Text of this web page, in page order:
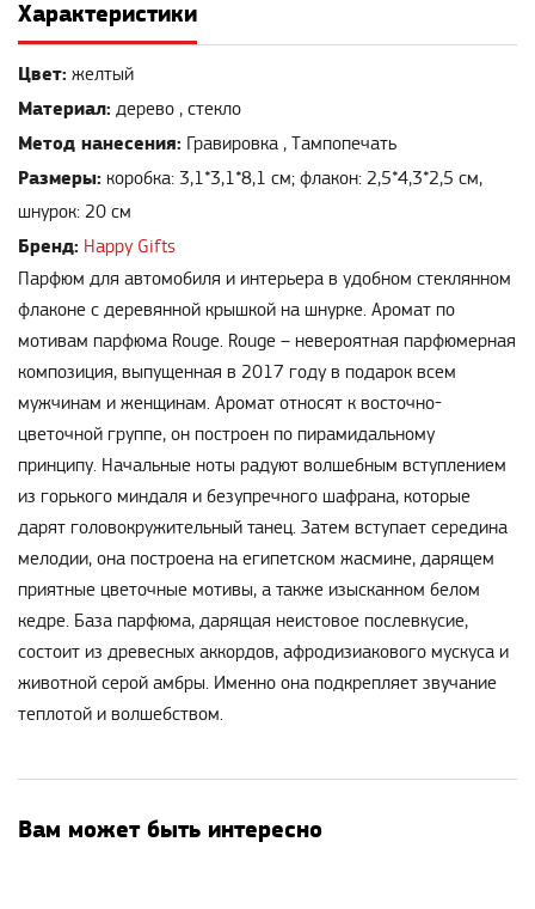
Характеристики
Цвет: желтый
Материал: дерево , стекло
Метод нанесения: Гравировка , Тампопечать
Размеры:
шнурок: 20 см
Бренд: Happy Gifts
Парфюм для автомобиля и интерьера в удобном стеклянном
флаконе с деревянной крышкой на шнурке. Аромат по
мотивам парфюма Rouge. Rouge – невероятная парфюмерная
композиция, выпущенная в 2017 году в подарок всем
мужчинам и женщинам. Аромат относят к восточно-
цветочной группе, он построен по пирамидальному
принципу. Начальные ноты радуют волшебным вступлением
из горького миндаля и безупречного шафрана, которые
дарят головокружительный танец. Затем вступает середина
мелодии, она построена на египетском жасмине, дарящем
приятные цветочные мотивы, а также изысканном белом
кедре. База парфюма, дарящая неистовое послевкусие,
состоит из древесных аккордов, афродизиакового мускуса и
животной серой амбры. Именно она подкрепляет звучание
теплотой и волшебством.
Вам может быть интересно